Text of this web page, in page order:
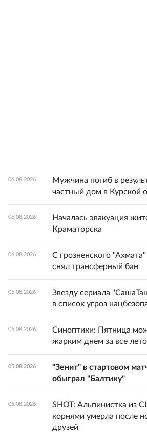
06.08.2026
Мужчина погиб в
частный дом в Курской
06.08.2026
Началась эвакуация
Краматорска
06.08.2026
С грозненского
снял трансферный бан
05.08.2026
Звезду сериала
в список угроз
05.08.2026
Синоптики: Пятница
жарким днем за все
05.08.2026
"Зенит" в стартовом
обыграл "Балтику"
05.08.2026
SHOT: Альпинистка из
корнями умерла после
друзей